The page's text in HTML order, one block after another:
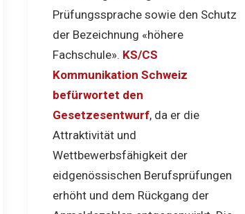
Prüfungssprache sowie den Schutz
der Bezeichnung «höhere
Fachschule». KS/CS
Kommunikation Schweiz
befürwortet den
Gesetzesentwurf, da er die
Attraktivität und
Wettbewerbsfähigkeit der
eidgenössischen Berufsprüfungen
erhöht und dem Rückgang der